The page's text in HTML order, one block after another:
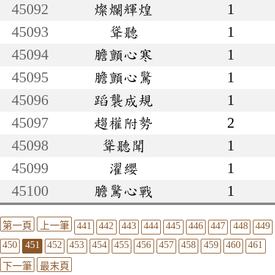
45092
燦爛輝煌
1
45093
聳聽
1
45094
膽顫心寒
1
45095
膽顫心驚
1
45096
蹈襲成規
1
45097
趨權附勢
2
45098
聳聽聞
1
45099
濯纓
1
45100
膽驚心戰 1
第一頁 上一筆 441 442 443 444 445 446 447 448
449
450
451 452 453 454 455 456 457 458 459 460 461
下一筆 最末頁